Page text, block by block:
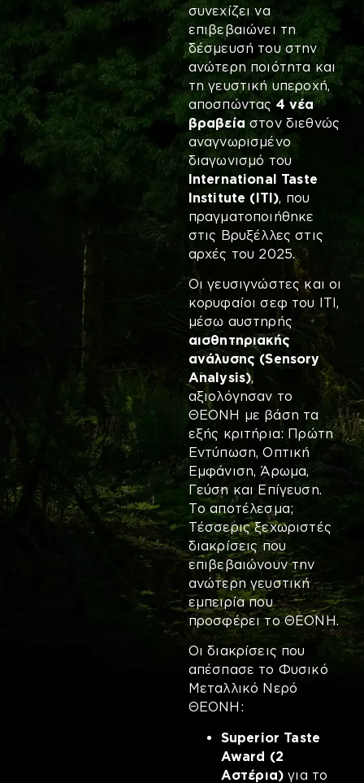
συνεχίζει να
επιβεβαιώνει τη
δέσμευσή του στην
ανώτερη ποιότητα και
τη γευστική υπεροχή,
αποσπώντας4 νέα
βραβείαστον διεθνώς
αναγνωρισμένο
διαγωνισμό του
International Taste
Institute (ITI), που
πραγματοποιήθηκε
στις Βρυξέλλες στις
αρχές του 2025.
Οι γευσιγνώστες και οι
κορυφαίοι σεφ του ITI,
μέσω αυστηρής
αισθητηριακής
ανάλυσης (Sensory
Analysis),
αξιολόγησαν το
ΘΕΟΝΗ με βάση τα
εξής κριτήρια: Πρώτη
Εντύπωση, Οπτική
Εμφάνιση, Άρωμα,
Γεύση και Επίγευση.
Το αποτέλεσμα;
Τέσσερις ξεχωριστές
διακρίσεις που
επιβεβαιώνουν την
ανώτερη γευστική
εμπειρία που
προσφέρει το ΘΕΟΝΗ.
Οι διακρίσεις που
απέσπασε το Φυσικό
Μεταλλικό Νερό
ΘΕΟΝΗ:
Superior Taste
Award (2
Αστέρια) για το